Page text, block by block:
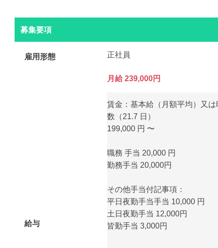
募集要項
雇用形態 正社員
給与
月給 239,000円
賃金：基本給（月額平均）又
数（21.7 日）
199,000 円 〜
職務 手当 20,000 円
勤務手当 20,000円
その他手当付記事項：
平日夜勤手当手当 10,000 円
土日夜勤手当 12,000円
皆勤手当 3,000円